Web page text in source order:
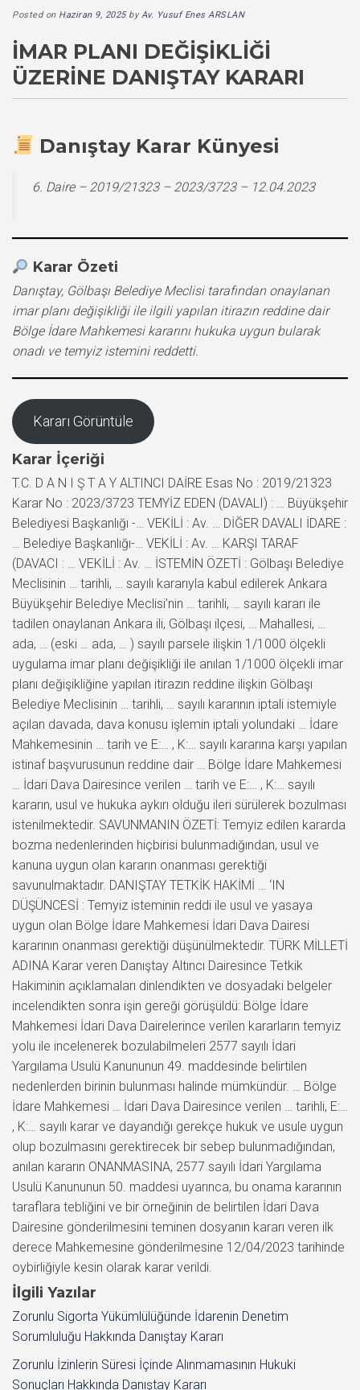
Posted on Haziran 9, 2025byAv. Yusuf Enes ARSLAN
İMAR PLANI DEĞIŞIKLIĞI
ÜZERINE DANIŞTAY KARARI
Danıştay Karar Künyesi
6. Daire – 2019/21323 – 2023/3723 – 12.04.2023
Karar Özeti
Danıştay, Gölbaşı Belediye Meclisi tarafından onaylanan
imar planı değişikliği ile ilgili yapılan itirazın reddine dair
Bölge İdare Mahkemesi kararını hukuka uygun bularak
onadı ve temyiz istemini reddetti.
Kararı Görüntüle
Karar İçeriği
T.C. D A N I Ş T A Y ALTINCI DAİRE Esas No : 2019/21323
Karar No : 2023/3723 TEMYİZ EDEN (DAVALI) : … Büyükşehir
Belediyesi Başkanlığı -… VEKİLİ : Av. … DİĞER DAVALI İDARE :
… Belediye Başkanlığı-… VEKİLİ : Av. … KARŞI TARAF
(DAVACI : … VEKİLİ : Av. … İSTEMİN ÖZETİ : Gölbaşı Belediye
Meclisinin … tarihli, … sayılı kararıyla kabul edilerek Ankara
Büyükşehir Belediye Meclisi’nin … tarihli, … sayılı kararı ile
tadilen onaylanan Ankara ili, Gölbaşı ilçesi, … Mahallesi, …
ada, … (eski … ada, … ) sayılı parsele ilişkin 1/1000 ölçekli
uygulama imar planı değişikliği ile anılan 1/1000 ölçekli imar
planı değişikliğine yapılan itirazın reddine ilişkin Gölbaşı
Belediye Meclisinin … tarihli, … sayılı kararının iptali istemiyle
açılan davada, dava konusu işlemin iptali yolundaki … İdare
Mahkemesinin … tarih ve E:… , K:… sayılı kararına karşı yapılan
istinaf başvurusunun reddine dair … Bölge İdare Mahkemesi
… İdari Dava Dairesince verilen … tarih ve E:… , K:… sayılı
kararın, usul ve hukuka aykırı olduğu ileri sürülerek bozulması
istenilmektedir. SAVUNMANIN ÖZETİ: Temyiz edilen kararda
bozma nedenlerinden hiçbirisi bulunmadığından, usul ve
kanuna uygun olan kararın onanması gerektiği
savunulmaktadır. DANIŞTAY TETKİK HAKİMİ … ‘IN
DÜŞÜNCESİ : Temyiz isteminin reddi ile usul ve yasaya
uygun olan Bölge İdare Mahkemesi İdari Dava Dairesi
kararının onanması gerektiği düşünülmektedir. TÜRK MİLLETİ
ADINA Karar veren Danıştay Altıncı Dairesince Tetkik
Hakiminin açıklamaları dinlendikten ve dosyadaki belgeler
incelendikten sonra işin gereği görüşüldü: Bölge İdare
Mahkemesi İdari Dava Dairelerince verilen kararların temyiz
yolu ile incelenerek bozulabilmeleri 2577 sayılı İdari
Yargılama Usulü Kanununun 49. maddesinde belirtilen
nedenlerden birinin bulunması halinde mümkündür. … Bölge
İdare Mahkemesi … İdari Dava Dairesince verilen … tarihli, E:…
, K:… sayılı karar ve dayandığı gerekçe hukuk ve usule uygun
olup bozulmasını gerektirecek bir sebep bulunmadığından,
anılan kararın ONANMASINA, 2577 sayılı İdari Yargılama
Usulü Kanununun 50. maddesi uyarınca, bu onama kararının
taraflara tebliğini ve bir örneğinin de belirtilen İdari Dava
Dairesine gönderilmesini teminen dosyanın kararı veren ilk
derece Mahkemesine gönderilmesine 12/04/2023 tarihinde
oybirliğiyle kesin olarak karar verildi.
İlgili Yazılar
Zorunlu Sigorta Yükümlülüğünde İdarenin Denetim
Sorumluluğu Hakkında Danıştay Kararı
Zorunlu İzinlerin Süresi İçinde Alınmamasının Hukuki
Sonuçları Hakkında Danıştay Kararı